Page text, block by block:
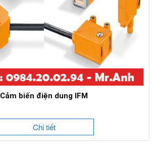
Cảm biến điện dung IFM
Chi tiết